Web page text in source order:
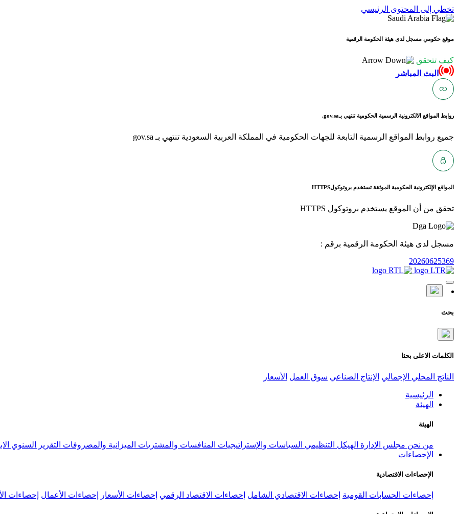
تخطي إلى المحتوى الرئيسي
موقع حكومي مسجل لدى هيئة الحكومة الرقمية
كيف تتحقق
البث المباشر
روابط المواقع الالكترونية الرسمية الحكومية تنتهي بـgov.sa.
جميع روابط المواقع الرسمية التابعة للجهات الحكومية في المملكة العربية السعودية تنتهي بـ gov.sa
المواقع الإلكترونية الحكومية الموثقة تستخدم بروتوكولHTTPS
تحقق من أن الموقع يستخدم بروتوكول HTTPS
مسجل لدى هيئة الحكومة الرقمية برقم :
20260625369
بحث
الكلمات الاعلى بحثا
الناتج المحلي الإجمالي الإنتاج الصناعي سوق العمل الأسعار
الرئيسية
الهيئة
الهيئة
من نحن مجلس الإدارة الهيكل التنظيمي السياسات والإستراتيجيات المنافسات والمشتريات الميزانية والمصروفات التقرير السنوي
الإحصاءات
الإحصاءات الاقتصادية
إحصاءات الحسابات القومية إحصاءات الاقتصادي الشامل إحصاءات الاقتصاد الرقمي إحصاءات الأسعار إحصاءات الأعمال إحصاءات